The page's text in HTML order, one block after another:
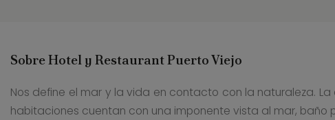
Sobre Hotel y Restaurant Puerto Viejo
Nos define el mar y la vida en contacto con la naturaleza.
habitaciones cuentan con una imponente vista al mar,